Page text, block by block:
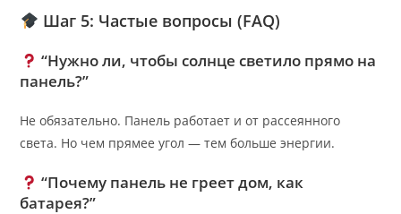
Шаг 5: Частые вопросы (FAQ)
“Нужно ли, чтобы солнце светило прямо на
панель?”
Не обязательно. Панель работает и от рассеянного
света. Но чем прямее угол — тем больше энергии.
“Почему панель не греет дом, как
батарея?”